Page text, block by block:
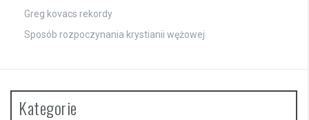
Greg kovacs rekordy
Sposób rozpoczynania krystianii wężowej
Kategorie